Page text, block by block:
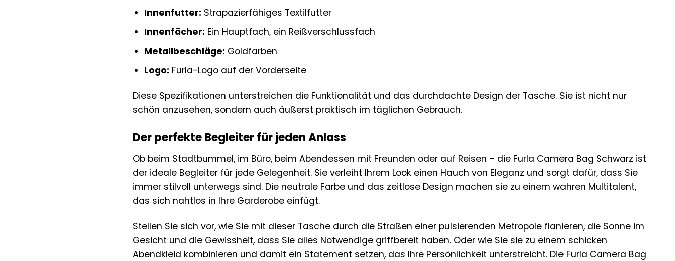
Innenfutter: Strapazierfähiges Textilfutter
Innenfächer: Ein Hauptfach, ein Reißverschlussfach
Metallbeschläge: Goldfarben
Logo: Furla-Logo auf der Vorderseite
Diese Spezifikationen unterstreichen die Funktionalität und das durchdachte Design der Tasche. Sie ist nicht nur
schön anzusehen, sondern auch äußerst praktisch im täglichen Gebrauch.
Der perfekte Begleiter für jeden Anlass
Ob beim Stadtbummel, im Büro, beim Abendessen mit Freunden oder auf Reisen – die Furla Camera Bag Schwarz ist
der ideale Begleiter für jede Gelegenheit. Sie verleiht Ihrem Look einen Hauch von Eleganz und sorgt dafür, dass Sie
immer stilvoll unterwegs sind. Die neutrale Farbe und das zeitlose Design machen sie zu einem wahren Multitalent,
das sich nahtlos in Ihre Garderobe einfügt.
Stellen Sie sich vor, wie Sie mit dieser Tasche durch die Straßen einer pulsierenden Metropole flanieren, die Sonne im
Gesicht und die Gewissheit, dass Sie alles Notwendige griffbereit haben. Oder wie Sie sie zu einem schicken
Abendkleid kombinieren und damit ein Statement setzen, das Ihre Persönlichkeit unterstreicht. Die Furla Camera Bag